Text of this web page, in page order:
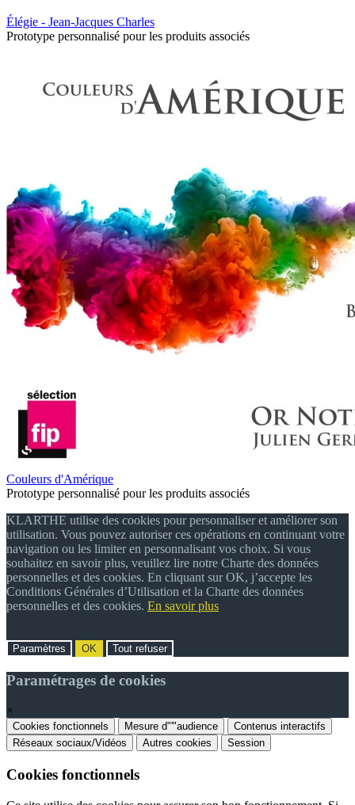
Élégie - Jean-Jacques Charles
Prototype personnalisé pour les produits associés
Couleurs d'Amérique
Prototype personnalisé pour les produits associés
KLARTHE utilise des cookies pour personnaliser et améliorer son
utilisation. Vous pouvez autoriser ces opérations en continuant votre
navigation ou les limiter en personnalisant vos choix. Si vous
souhaitez en savoir plus, veuillez lire notre Charte des données
personnelles et des cookies. En cliquant sur OK, j’accepte les
Conditions Générales d’Utilisation et la Charte des données
personnelles et des cookies. En savoir plus
Paramètres OK Tout refuser
Paramétrages de cookies
×
Cookies fonctionnels Mesure d"'"audience
Contenus interactifs
Réseaux sociaux/Vidéos
Autres cookies Session
Cookies fonctionnels